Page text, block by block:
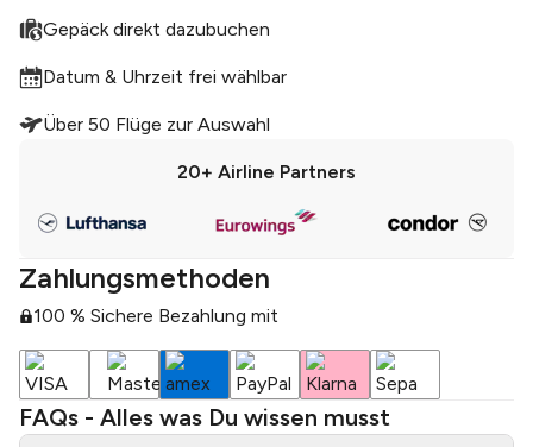
Gepäck direkt dazubuchen
Datum & Uhrzeit frei wählbar
Über 50 Flüge zur Auswahl
20+ Airline Partners
Zahlungsmethoden
100 % Sichere Bezahlung mit
FAQs - Alles was Du wissen musst